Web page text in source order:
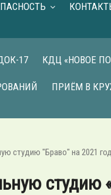
17 КДЦ «НОВОЕ
ПРИЁМ В
студию "Браво" на 2021 год
студию